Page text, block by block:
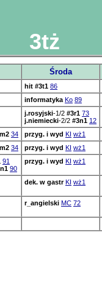
3tż
Środa
hit #3t1 86
informatyka Ko 89
j.rosyjski-1/2 #3r1 73
j.niemiecki-2/2 #3n1 12
34 przyg. i wyd KI wż1
34 przyg. i wyd KI wż1
91
90
przyg. i wyd KI wż1
dek. w gastr KI wż1
r_angielski MC 72